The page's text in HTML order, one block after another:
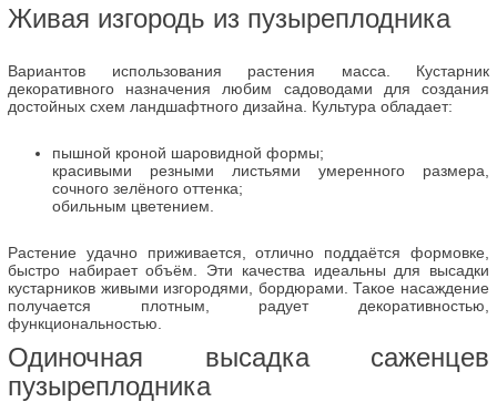
Живая изгородь из пузыреплодника
Вариантов использования растения масса. Кустарник
декоративного назначения любим садоводами для создания
достойных схем ландшафтного дизайна. Культура обладает:
пышной кроной шаровидной формы;
красивыми резными листьями умеренного размера,
сочного зелёного оттенка;
обильным цветением.
Растение удачно приживается, отлично поддаётся формовке,
быстро набирает объём. Эти качества идеальны для высадки
кустарников живыми изгородями, бордюрами. Такое насаждение
получается плотным, радует декоративностью,
функциональностью.
Одиночная высадка саженцев
пузыреплодника